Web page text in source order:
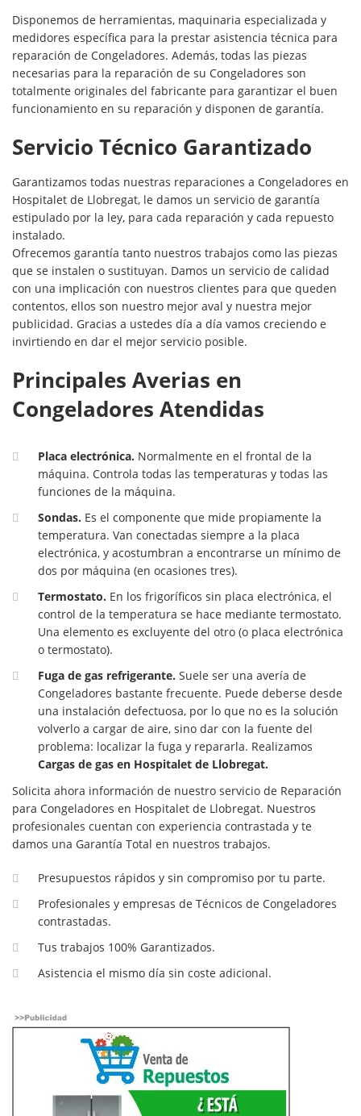
Disponemos de herramientas, maquinaria especializada y
medidores específica para la prestar asistencia técnica para
reparación de Congeladores. Además, todas las piezas
necesarias para la reparación de su Congeladores son
totalmente originales del fabricante para garantizar el buen
funcionamiento en su reparación y disponen de garantía.
Servicio Técnico Garantizado
Garantizamos todas nuestras reparaciones a Congeladores en
Hospitalet de Llobregat, le damos un servicio de garantía
estipulado por la ley, para cada reparación y cada repuesto
instalado.
Ofrecemos garantía tanto nuestros trabajos como las piezas
que se instalen o sustituyan. Damos un servicio de calidad
con una implicación con nuestros clientes para que queden
contentos, ellos son nuestro mejor aval y nuestra mejor
publicidad. Gracias a ustedes día a día vamos creciendo e
invirtiendo en dar el mejor servicio posible.
Principales Averias en
Congeladores Atendidas
Placa electrónica. Normalmente en el frontal de la
máquina. Controla todas las temperaturas y todas las
funciones de la máquina.
Sondas. Es el componente que mide propiamente la
temperatura. Van conectadas siempre a la placa
electrónica, y acostumbran a encontrarse un mínimo de
dos por máquina (en ocasiones tres).
Termostato. En los frigoríficos sin placa electrónica, el
control de la temperatura se hace mediante termostato.
Una elemento es excluyente del otro (o placa electrónica
o termostato).
Fuga de gas refrigerante. Suele ser una avería de
Congeladores bastante frecuente. Puede deberse desde
una instalación defectuosa, por lo que no es la solución
volverlo a cargar de aire, sino dar con la fuente del
problema: localizar la fuga y repararla. Realizamos
Cargas de gas en Hospitalet de Llobregat.
Solicita ahora información de nuestro servicio de Reparación
para Congeladores en Hospitalet de Llobregat. Nuestros
profesionales cuentan con experiencia contrastada y te
damos una Garantía Total en nuestros trabajos.
Presupuestos rápidos y sin compromiso por tu parte.
Profesionales y empresas de Técnicos de Congeladores
contrastadas.
Tus trabajos 100% Garantizados.
Asistencia el mismo día sin coste adicional.